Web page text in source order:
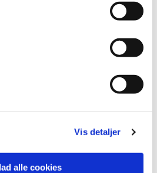
Vis detaljer
alle cookies